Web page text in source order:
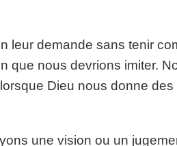
leur demande sans tenir
que nous devrions imiter.
Dieu nous donne des
une vision ou un